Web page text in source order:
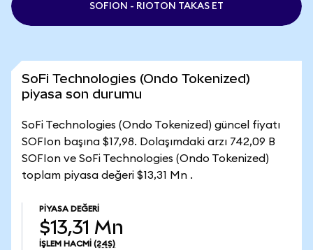
SOFION - RIOTON TAKAS ET
SoFi Technologies (Ondo Tokenized)
piyasa son durumu
SoFi Technologies (Ondo Tokenized) güncel fiyatı
SOFIon başına $17,98. Dolaşımdaki arzı 742,09 B
SOFIon ve SoFi Technologies (Ondo Tokenized)
toplam piyasa değeri $13,31 Mn .
PIYASA DEĞERI
$13,31 Mn
İŞLEM HACMI (24S)